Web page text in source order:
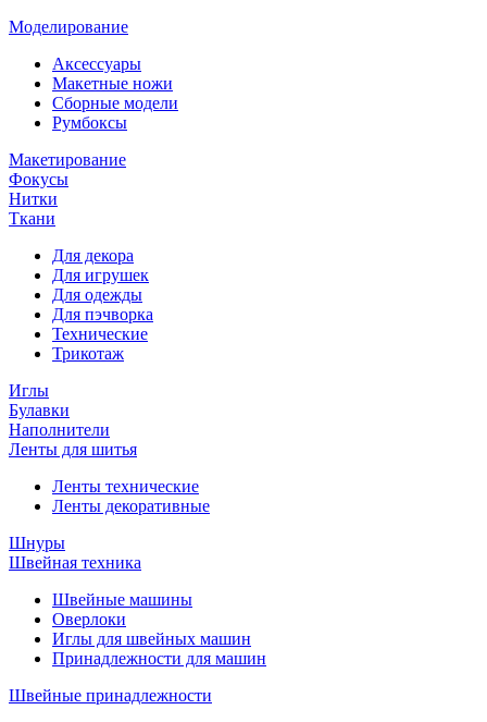
Моделирование
Аксессуары
Макетные ножи
Сборные модели
Румбоксы
Макетирование
Фокусы
Нитки
Ткани
Для декора
Для игрушек
Для одежды
Для пэчворка
Технические
Трикотаж
Иглы
Булавки
Наполнители
Ленты для шитья
Ленты технические
Ленты декоративные
Шнуры
Швейная техника
Швейные машины
Оверлоки
Иглы для швейных машин
Принадлежности для машин
Швейные принадлежности